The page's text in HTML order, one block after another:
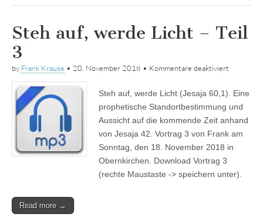
Steh auf, werde Licht – Teil
3
by Frank Krause • 20. November 2018 • Kommentare deaktiviert
werde
Licht
Teil
3
Steh auf, werde Licht (Jesaja 60,1). Eine
prophetische Standortbestimmung und
Aussicht auf die kommende Zeit anhand
von Jesaja 42. Vortrag 3 von Frank am
Sonntag, den 18. November 2018 in
Obernkirchen. Download Vortrag 3
(rechte Maustaste -> speichern unter).
Read more →